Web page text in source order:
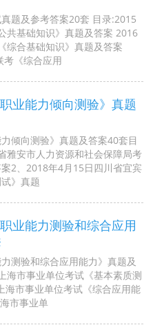
题及参考答案20套 目录:2015
共基础知识》真题及答案 2016
综合基础知识》真题及答案
考《综合应用
业能力倾向测验》真题
倾向测验》真题及答案40套目
雅安市人力资源和社会保障局考
2、2018年4月15日四川省宜宾
》真题
业能力测验和综合应用
测验和综合应用能力》真题及
海市事业单位考试《基本素质测
市事业单位考试《综合应用能
市事业单